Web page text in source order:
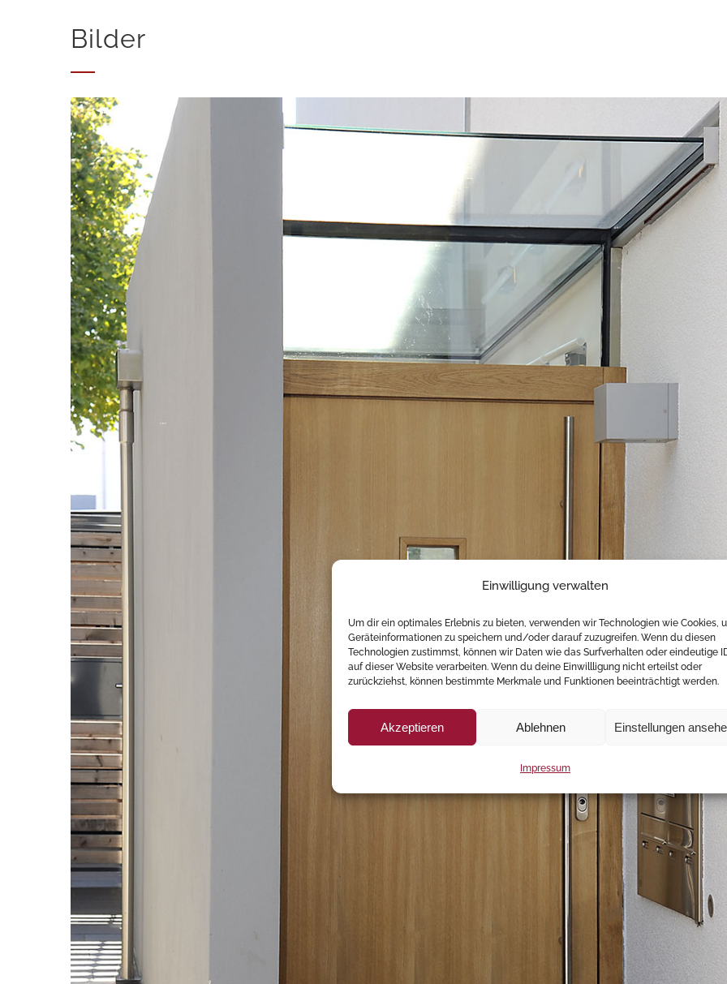
Einwilligung verwalten
Um dir ein optimales Erlebnis zu bieten, verwenden wir Technologien wie Cookies,
Geräteinformationen zu speichern und/oder darauf zuzugreifen. Wenn du diesen
Technologien zustimmst, können wir Daten wie das Surfverhalten oder eindeutige
auf dieser Website verarbeiten. Wenn du deine Einwillligung nicht erteilst oder
zurückziehst, können bestimmte Merkmale und Funktionen beeinträchtigt werden.
Akzeptieren Ablehnen Einstellungen
Impressum
Bilder